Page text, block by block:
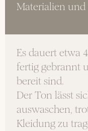
Materialien und
Es dauert etwa
fertig gebrannt
bereit sind.
Der Ton lässt
auswaschen,
Kleidung zu